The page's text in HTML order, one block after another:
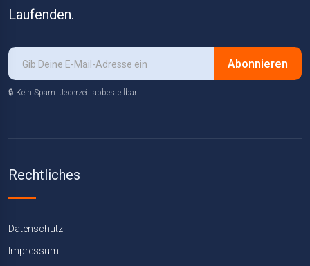
Laufenden.
Abonnieren
🔒 Kein Spam. Jederzeit abbestellbar.
Rechtliches
Datenschutz
Impressum